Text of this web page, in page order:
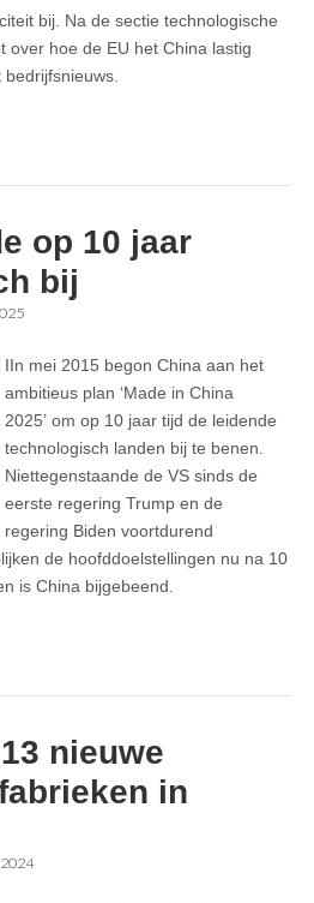
bij. Na de sectie technologische
over hoe de EU het China lastig
op 10 jaar
bij
IIn mei 2015 begon China aan het
ambitieus plan ‘Made in China
2025’ om op 10 jaar tijd de leidende
technologisch landen bij te benen.
Niettegenstaande de VS sinds de
eerste regering Trump en de
regering Biden voortdurend
de hoofddoelstellingen nu na 10
is China bijgebeend.
nieuwe
in